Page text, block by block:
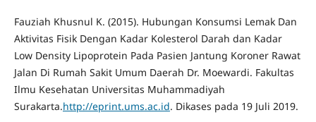
Fauziah Khusnul K. (2015). Hubungan Konsumsi Lemak Dan
Aktivitas Fisik Dengan Kadar Kolesterol Darah dan Kadar
Low Density Lipoprotein Pada Pasien Jantung Koroner Rawat
Jalan Di Rumah Sakit Umum Daerah Dr. Moewardi. Fakultas
Ilmu Kesehatan Universitas Muhammadiyah
Surakarta.http://eprint.ums.ac.id. Dikases pada 19 Juli 2019.